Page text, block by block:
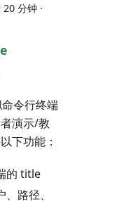
20 分钟 ·
令行终端
演示/教
下功能：
的 title
路径、